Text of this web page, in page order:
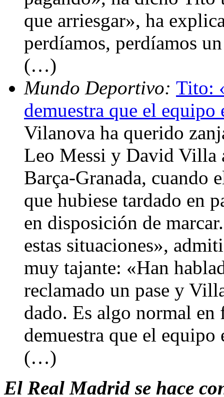
que arriesgar», ha
perdíamos, perdíamos
(…)
Mundo Deportivo: Tito:
demuestra que el equipo
Vilanova ha querido
Leo Messi y David Villa
Barça-Granada, cuando
que hubiese tardado en
en disposición de
estas situaciones»,
muy tajante: «Han
reclamado un pase y
dado. Es algo normal
demuestra que el
(…)
El Real Madrid se hace